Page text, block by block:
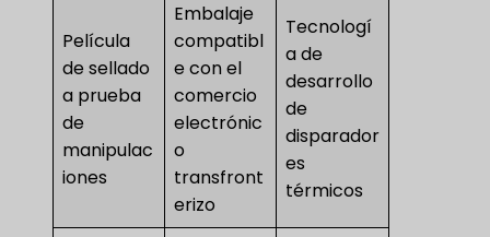
Película
de sellado
a prueba
de
manipulac
iones
Embalaje
compatibl
e con el
comercio
electrónic
o
transfront
erizo
Tecnologí
a de
desarrollo
de
disparador
es
térmicos